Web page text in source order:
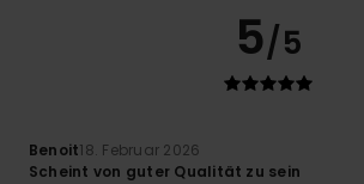
5/5
Benoit18. Februar 2026
Scheint von guter Qualität zu sein